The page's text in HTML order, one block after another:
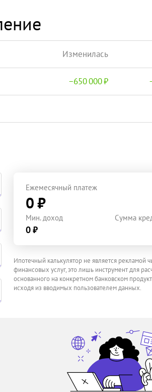
Изменилась
−650 000
Ежемесячный платеж
0 ₽
Мин. доход
0 ₽
Сумма
Ипотечный калькулятор не является рекламой
финансовых услуг, это лишь инструмент для
основанного на конкретном банковском
исходя из вводимых пользователем данных.